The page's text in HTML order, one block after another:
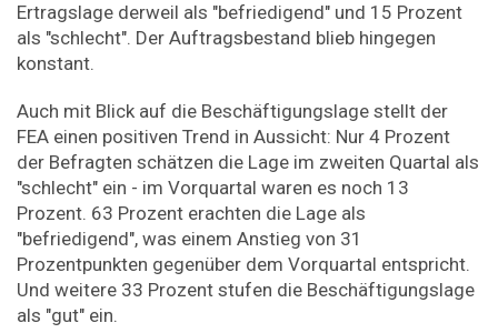
Ertragslage derweil als "befriedigend" und 15 Prozent
als "schlecht". Der Auftragsbestand blieb hingegen
konstant.
Auch mit Blick auf die Beschäftigungslage stellt der
FEA einen positiven Trend in Aussicht: Nur 4 Prozent
der Befragten schätzen die Lage im zweiten Quartal als
"schlecht" ein - im Vorquartal waren es noch 13
Prozent. 63 Prozent erachten die Lage als
"befriedigend", was einem Anstieg von 31
Prozentpunkten gegenüber dem Vorquartal entspricht.
Und weitere 33 Prozent stufen die Beschäftigungslage
als "gut" ein.